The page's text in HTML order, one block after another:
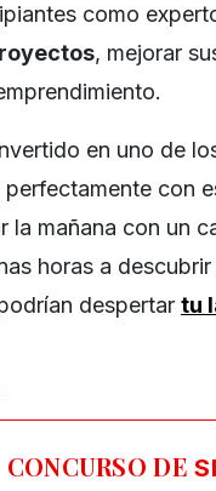
como
, mejorar
en uno de
con
la mañana con un
horas a
despertar tu
CONCURSO DE